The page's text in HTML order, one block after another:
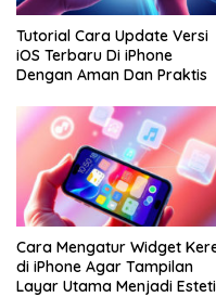
Tutorial Cara Update Versi
iOS Terbaru Di iPhone
Dengan Aman Dan Praktis
Cara Mengatur Widget
di iPhone Agar Tampilan
Layar Utama Menjadi